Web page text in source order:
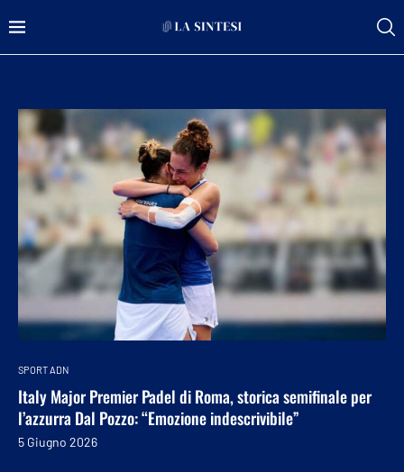
SPORT ADN
Italy Major Premier Padel di Roma, storica semifinale per
l’azzurra Dal Pozzo: “Emozione indescrivibile”
5 Giugno 2026